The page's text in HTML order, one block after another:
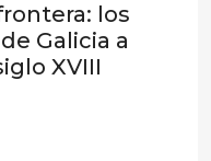
los
Galicia a
XVIII